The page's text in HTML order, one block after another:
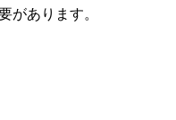
があります。